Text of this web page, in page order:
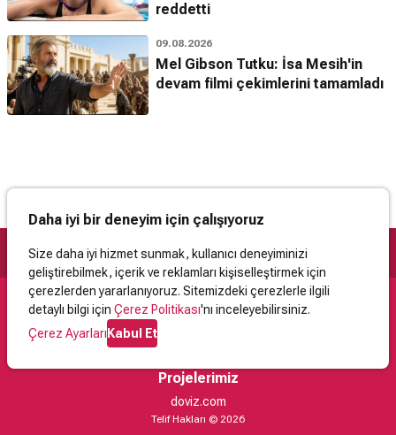
reddetti
09.08.2026
Mel Gibson Tutku: İsa Mesih'in
devam filmi çekimlerini tamamladı
Daha iyi bir deneyim için çalışıyoruz
Size daha iyi hizmet sunmak, kullanıcı deneyiminizi
geliştirebilmek, içerik ve reklamları kişiselleştirmek için
çerezlerden yararlanıyoruz. Sitemizdeki çerezlerle ilgili
detaylı bilgi için Çerez Politikası'nı inceleyebilirsiniz.
Çerez AyarlarıKabul Et
Destek
İletişimYardımKullanıcı Sözleşmesi
Projelerimiz
doviz.com
Telif Hakları © 2026